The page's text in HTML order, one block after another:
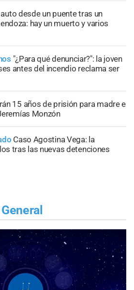
auto desde un puente tras un
hay un muerto y varios
"¿Para qué denunciar?": la joven
antes del incendio reclama ser
15 años de prisión para madre e
Monzón
Caso Agostina Vega: la
tras las nuevas detenciones